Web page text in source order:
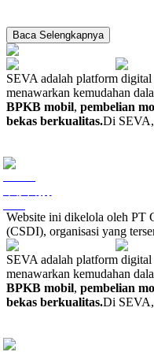
Baca Selengkapnya
SEVA adalah platform
menawarkan kemudahan
BPKB mobil, pembelian
bekas berkualitas.Di
Website ini dikelola oleh PT
(CSDI), organisasi yang
SEVA adalah platform
menawarkan kemudahan
BPKB mobil, pembelian
bekas berkualitas.Di